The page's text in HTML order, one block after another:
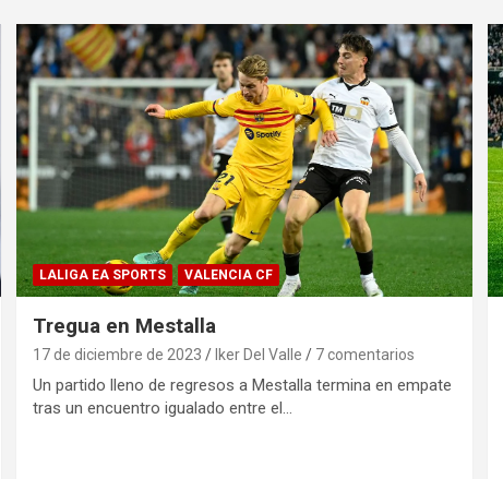
LALIGA EA SPORTS VALENCIA CF
Tregua en Mestalla
17 de diciembre de 2023 Iker Del Valle 7 comentarios
Un partido lleno de regresos a Mestalla termina en empate
tras un encuentro igualado entre el…